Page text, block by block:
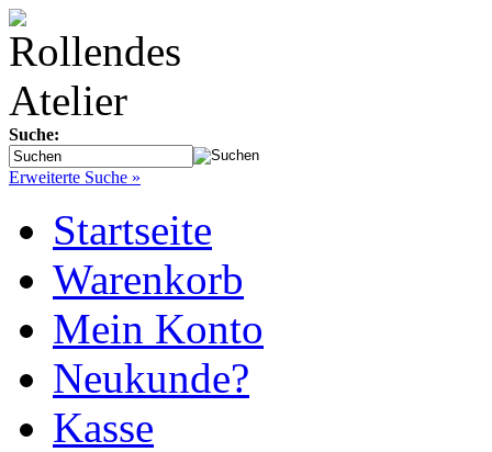
Suche:
Erweiterte Suche »
Startseite
Warenkorb
Mein Konto
Neukunde?
Kasse